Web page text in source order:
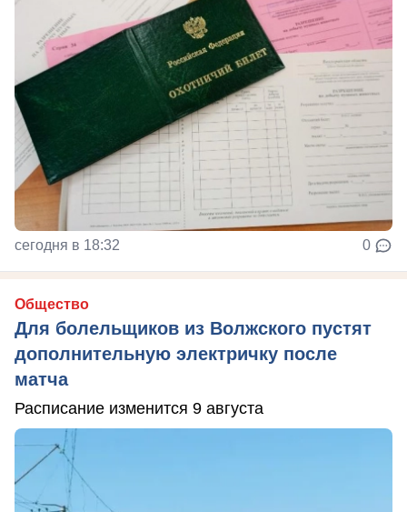
сегодня в 18:32 0
Общество
Для болельщиков из Волжского пустят
дополнительную электричку после
матча
Расписание изменится 9 августа